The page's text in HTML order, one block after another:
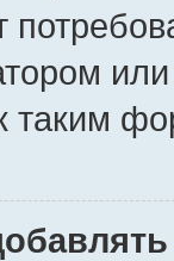
таким